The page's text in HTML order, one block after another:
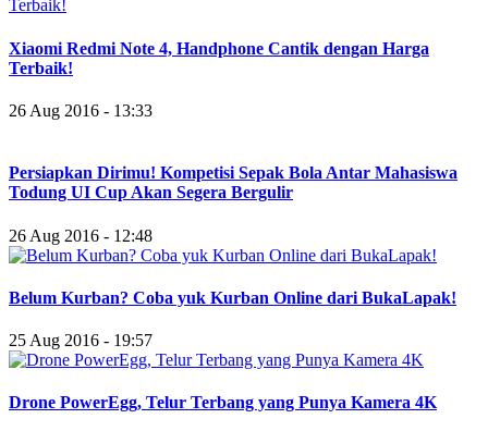
Xiaomi Redmi Note 4, Handphone Cantik dengan Harga
Terbaik!
26 Aug 2016 - 13:33
Persiapkan Dirimu! Kompetisi Sepak Bola Antar Mahasiswa
Todung UI Cup Akan Segera Bergulir
26 Aug 2016 - 12:48
Belum Kurban? Coba yuk Kurban Online dari BukaLapak!
25 Aug 2016 - 19:57
Drone PowerEgg, Telur Terbang yang Punya Kamera 4K